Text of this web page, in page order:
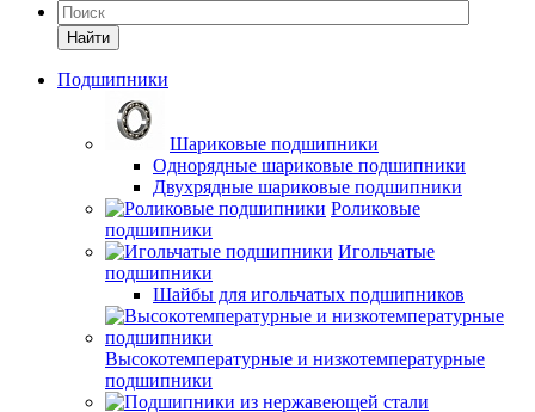
Найти
Подшипники
Шариковые подшипники
Однорядные шариковые подшипники
Двухрядные шариковые подшипники
Роликовые
подшипники
Игольчатые
подшипники
Шайбы для игольчатых подшипников
Высокотемпературные и низкотемпературные
подшипники